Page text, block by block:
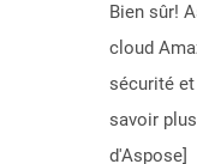
Bien sûr!
cloud
sécurité
savoir
d'Aspose]